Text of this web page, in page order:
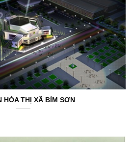
HÓA THỊ XÃ BỈM SƠN